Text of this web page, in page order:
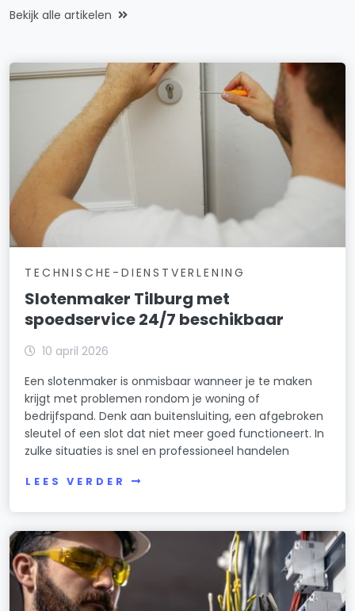
Bekijk alle artikelen
TECHNISCHE-DIENSTVERLENING
Slotenmaker Tilburg met
spoedservice 24/7 beschikbaar
10 april 2026
Een slotenmaker is onmisbaar wanneer je te maken
krijgt met problemen rondom je woning of
bedrijfspand. Denk aan buitensluiting, een afgebroken
sleutel of een slot dat niet meer goed functioneert. In
zulke situaties is snel en professioneel handelen
LEES VERDER